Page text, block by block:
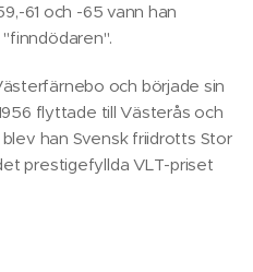
61 och -65 vann han
och började sin
flyttade till Västerås och
han Svensk friidrotts Stor
prestigefyllda VLT-priset